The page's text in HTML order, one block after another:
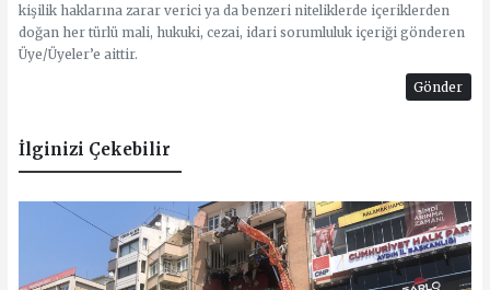
kişilik haklarına zarar verici ya da benzeri niteliklerde içeriklerden
doğan her türlü mali, hukuki, cezai, idari sorumluluk içeriği gönderen
Üye/Üyeler’e aittir.
Gönder
İlginizi Çekebilir